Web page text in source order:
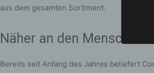
aus dem gesamten Sortiment.
Näher an den Menschen
Bereits seit Anfang des Jahres beliefert